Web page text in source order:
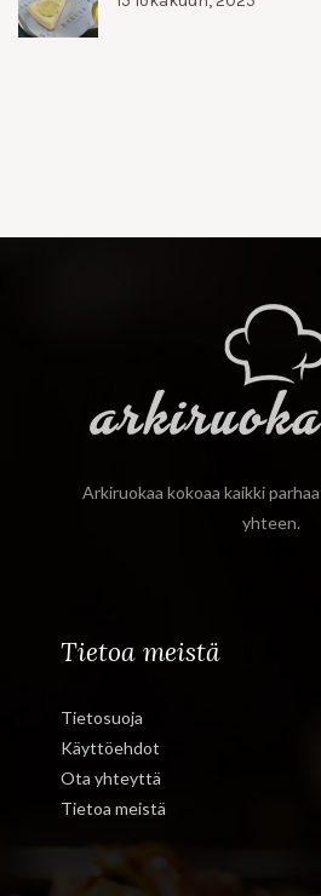
Arkiruokaa kokoaa kaikki
yhteen.
Tietoa meistä
Tietosuoja
Käyttöehdot
Ota yhteyttä
Tietoa meistä